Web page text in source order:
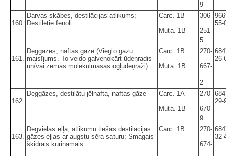
9
160.
Darvas skābes, destilācijas atlikums;
Destilētie fenoli
Carc. 1B
Muta. 1B
306-
251-
5
55-
161.
Deggāzes; naftas gāze (Vieglo gāzu
maisījums. To veido galvenokārt ūdeņradis
un/vai zemas molekulmasas ogļūdeņraži)
Carc. 1B
Muta. 1B
270-
667-
2
26-
162.
Deggāzes, destilātu jēlnafta, naftas gāze
Carc. 1A
Muta. 1B
270-
670-
9
29-
163.
Degvielas eļļa, atlikumu tiešās destilācijas
gāzes eļļas ar augstu sēra saturu; Smagais
šķidrais kurināmais
Carc. 1B
270-
674-
32-